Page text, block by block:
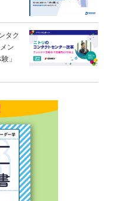
タク
ン
」